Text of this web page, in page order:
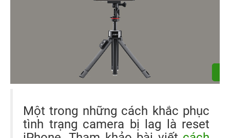
Một trong những cách khắc phục
tình trạng camera bị lag là reset